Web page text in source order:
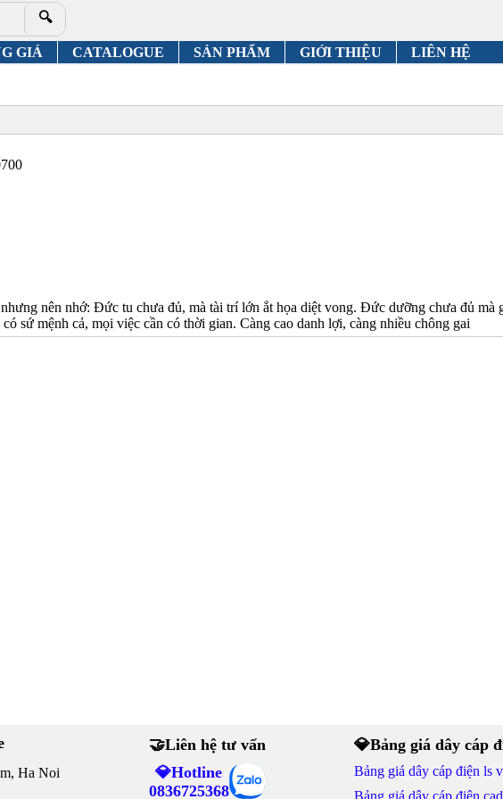
🔍
GIÁ CATALOGUE SẢN PHẨM GIỚI THIỆU LIÊN HỆ
nên nhớ: Đức tu chưa đủ, mà tài trí lớn ắt họa diệt vong. Đức dưỡng chưa đủ mà
sứ mệnh cả, mọi việc cần có thời gian. Càng cao danh lợi, càng nhiều chông gai
Ha Noi
🤝Liên hệ tư vấn
💎Hotline
0836725368
💎Bảng giá dây cáp
Bảng giá dây cáp điện ls
Bảng giá dây cáp điện